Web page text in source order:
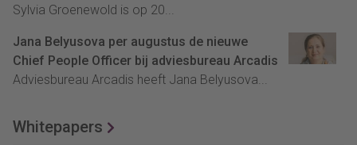
Sylvia Groenewold is op 20...
Jana Belyusova per augustus de nieuwe
Chief People Officer bij adviesbureau Arcadis
Adviesbureau Arcadis heeft Jana Belyusova...
Whitepapers